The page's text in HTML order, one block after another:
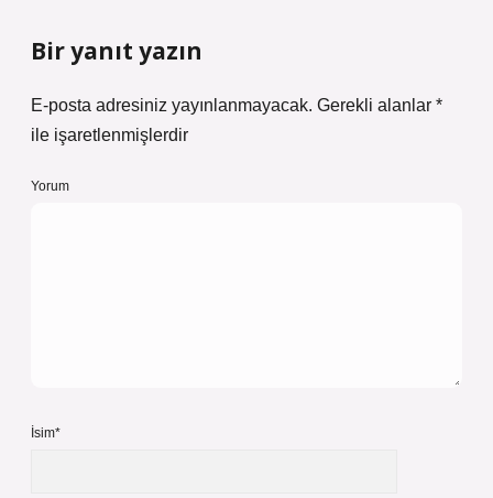
Bir yanıt yazın
E-posta adresiniz yayınlanmayacak. Gerekli alanlar *
ile işaretlenmişlerdir
Yorum
İsim*